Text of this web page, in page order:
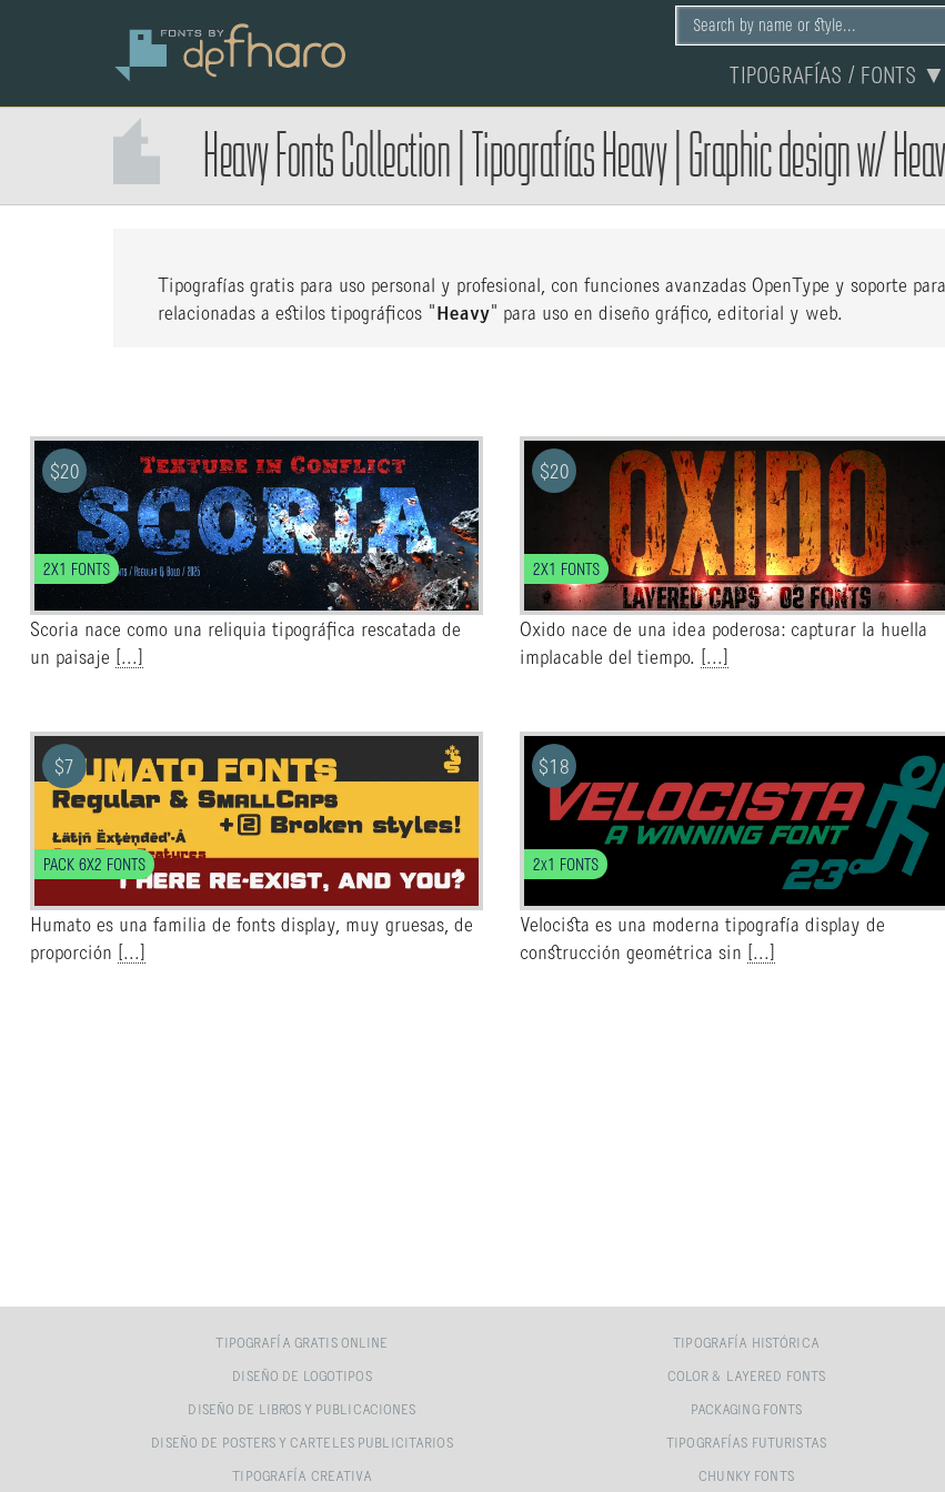
TIPOGRAFÍAS / FONTS ▼
Heavy Fonts Collection Tipografías Heavy Graphic design w/
Tipografías gratis para uso personal y profesional, con funciones avanzadas OpenType y soporte
relacionadas a estilos tipográficos "Heavy" para uso en diseño gráfico, editorial y web.
$20
2X1 FONTS
Scoria nace como una reliquia tipográfica rescatada de
un paisaje
[...]
$20
2X1 FONTS
Oxido nace de una idea poderosa: capturar la huella
implacable del tiempo.
[...]
$7
PACK 6X2 FONTS
Humato es una familia de fonts display, muy gruesas, de
proporción
[...]
$18
2x1 FONTS
Velocista es una moderna tipografía display de
construcción geométrica sin
[...]
TIPOGRAFÍA GRATIS ONLINE
DISEÑO DE LOGOTIPOS
DISEÑO DE LIBROS Y PUBLICACIONES
DISEÑO DE POSTERS Y CARTELES PUBLICITARIOS
TIPOGRAFÍA CREATIVA
TIPOGRAFÍA HISTÓRICA
COLOR & LAYERED FONTS
PACKAGING FONTS
TIPOGRAFÍAS FUTURISTAS
CHUNKY FONTS